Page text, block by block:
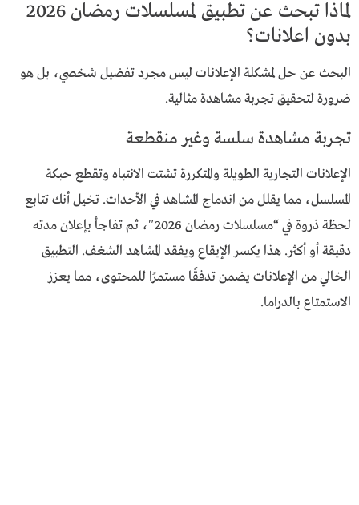
لماذا تبحث عن تطبيق لمسلسلات رمضان 2026
بدون اعلانات؟
البحث عن حل لمشكلة الإعلانات ليس مجرد تفضيل شخصي، بل هو
ضرورة لتحقيق تجربة مشاهدة مثالية.
تجربة مشاهدة سلسة وغير منقطعة
الإعلانات التجارية الطويلة والمتكررة تشتت الانتباه وتقطع حبكة
المسلسل، مما يقلل من اندماج المشاهد في الأحداث. تخيل أنك تتابع
لحظة ذروة في “مسلسلات رمضان 2026″، ثم تفاجأ بإعلان مدته
دقيقة أو أكثر. هذا يكسر الإيقاع ويفقد المشاهد الشغف. التطبيق
الخالي من الإعلانات يضمن تدفقًا مستمرًا للمحتوى، مما يعزز
الاستمتاع بالدراما.